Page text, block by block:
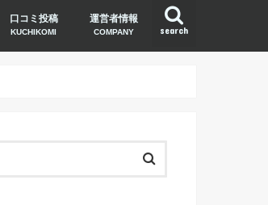
search
口コミ投稿
KUCHIKOMI
運営者情報
COMPANY